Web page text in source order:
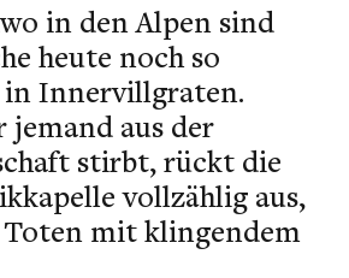
in den Alpen sind
heute noch so
in Innervillgraten.
aus der
stirbt, rückt die
vollzählig aus,
mit klingendem